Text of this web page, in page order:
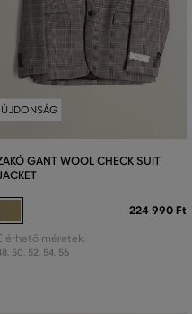
ÚJDONSÁG
GANT WOOL CHECK SUIT
224 990 Ft
méretek:
, 50, 52, 54, 56